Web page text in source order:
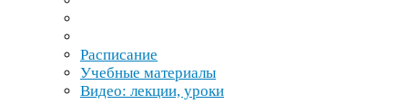
Расписание
Учебные материалы
Видео: лекции, уроки